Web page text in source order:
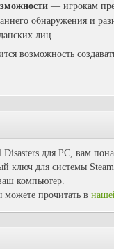
— игрокам
обнаружения и
лиц.
возможность
для PC, вам
ключ для системы
компьютер.
прочитать в